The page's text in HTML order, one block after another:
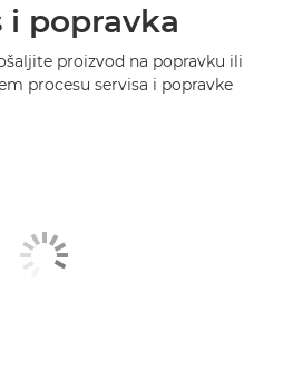
i popravka
proizvod na popravku ili
procesu servisa i popravke